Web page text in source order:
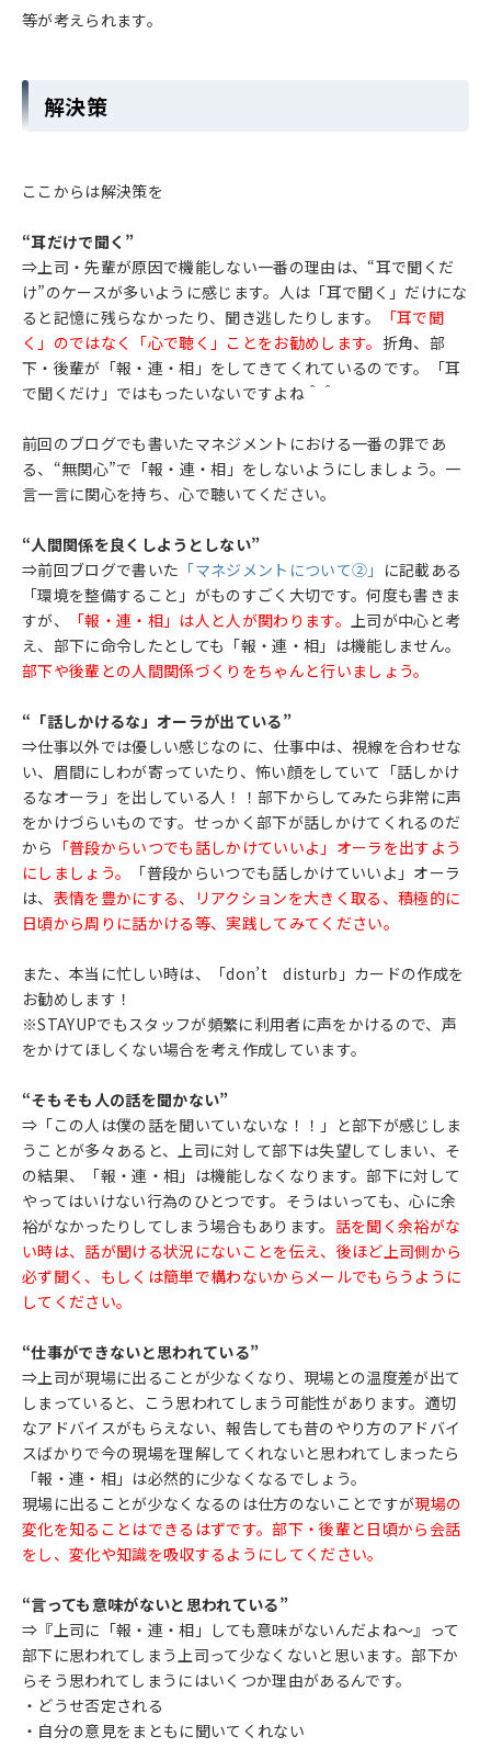
等が考えられます。
解決策
ここからは解決策を
“耳だけで聞く”
⇒上司・先輩が原因で機能しない一番の理由は、“耳で聞くだ
け”のケースが多いように感じます。人は「耳で聞く」だけにな
ると記憶に残らなかったり、聞き逃したりします。
「耳で聞
く」のではなく「心で聴く」ことをお勧めします。 折角、部
下・後輩が「報・連・相」をしてきてくれているのです。「耳
で聞くだけ」ではもったいないですよね＾＾
前回のブログでも書いたマネジメントにおける一番の罪であ
る、“無関心”で「報・連・相」をしないようにしましょう。一
言一言に関心を持ち、心で聴いてください。
“人間関係を良くしようとしない”
⇒前回ブログで書いた 「マネジメントについて②」 に記載ある
「環境を整備すること」がものすごく大切です。何度も書きま
すが、
「報・連・相」は人と人が関わります。上司が中心と考
え、部下に命令したとしても「報・連・相」は機能しません。
部下や後輩との人間関係づくりをちゃんと行いましょう。
“「話しかけるな」オーラが出ている”
⇒仕事以外では優しい感じなのに、仕事中は、視線を合わせな
い、眉間にしわが寄っていたり、怖い顔をしていて「話しかけ
るなオーラ」を出している人！！部下からしてみたら非常に声
をかけづらいものです。せっかく部下が話しかけてくれるのだ
から 「普段からいつでも話しかけていいよ」オーラを出すよう
にしましょう。
「普段からいつでも話しかけていいよ」オーラ
は、 表情を豊かにする、リアクションを大きく取る、積極的に
日頃から周りに話かける等、実践してみてください。
また、本当に忙しい時は、「don’t disturb」カードの作成を
お勧めします！
※STAYUPでもスタッフが頻繁に利用者に声をかけるので、声
をかけてほしくない場合を考え作成しています。
“そもそも人の話を聞かない”
⇒「この人は僕の話を聞いていないな！！」と部下が感じしま
うことが多々あると、上司に対して部下は失望してしまい、そ
の結果、「報・連・相」は機能しなくなります。部下に対して
やってはいけない行為のひとつです。そうはいっても、心に余
裕がなかったりしてしまう場合もあります。 話を聞く余裕がな
い時は、話が聞ける状況にないことを伝え、後ほど上司側から
必ず聞く、もしくは簡単で構わないからメールでもらうように
してください。
“仕事ができないと思われている”
⇒上司が現場に出ることが少なくなり、現場との温度差が出て
しまっていると、こう思われてしまう可能性があります。適切
なアドバイスがもらえない、報告しても昔のやり方のアドバイ
スばかりで今の現場を理解してくれないと思われてしまったら
「報・連・相」は必然的に少なくなるでしょう。
現場に出ることが少なくなるのは仕方のないことですが現場の
変化を知ることはできるはずです。部下・後輩と日頃から会話
をし、変化や知識を吸収するようにしてください。
“言っても意味がないと思われている”
⇒『上司に「報・連・相」しても意味がないんだよね～』って
部下に思われてしまう上司って少なくないと思います。部下か
らそう思われてしまうにはいくつか理由があるんです。
・どうせ否定される
・自分の意見をまともに聞いてくれない